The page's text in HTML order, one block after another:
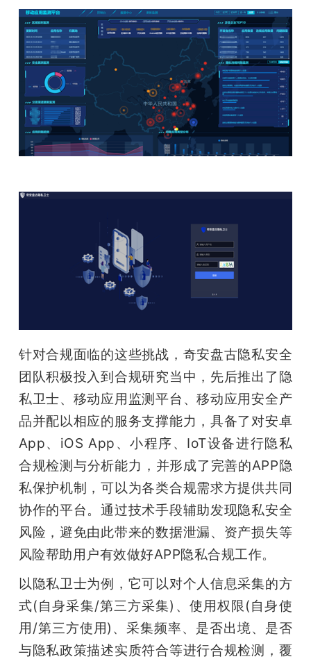
针对合规面临的这些挑战，奇安盘古隐私安全
团队积极投入到合规研究当中，先后推出了隐
私卫士、移动应用监测平台、移动应用安全产
品并配以相应的服务支撑能力，具备了对安卓
App、iOS App、小程序、IoT设备进行隐私
合规检测与分析能力，并形成了完善的APP隐
私保护机制，可以为各类合规需求方提供共同
协作的平台。通过技术手段辅助发现隐私安全
风险，避免由此带来的数据泄漏、资产损失等
风险帮助用户有效做好APP隐私合规工作。
以隐私卫士为例，它可以对个人信息采集的方
式(自身采集/第三方采集)、使用权限(自身使
用/第三方使用)、采集频率、是否出境、是否
与隐私政策描述实质符合等进行合规检测，覆